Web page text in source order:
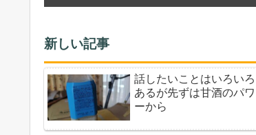
新しい記事
話したいことはいろいろ
あるが先ずは甘酒のパワ
ーから